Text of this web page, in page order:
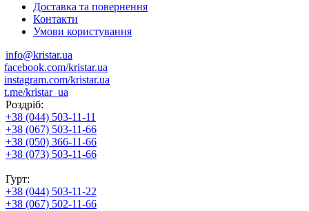
Доставка та повернення
Контакти
Умови користування
info@kristar.ua
facebook.com/kristar.ua
instagram.com/kristar.ua
t.me/kristar_ua
Роздріб:
+38 (044) 503-11-11
+38 (067) 503-11-66
+38 (050) 366-11-66
+38 (073) 503-11-66
Гурт:
+38 (044) 503-11-22
+38 (067) 502-11-66